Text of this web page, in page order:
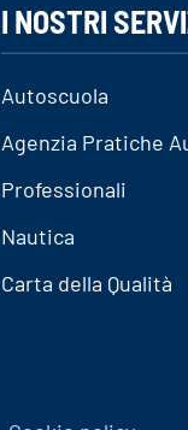
I NOSTRI
Autoscuola
Agenzia Pratiche
Professionali
Nautica
Carta della Qualità